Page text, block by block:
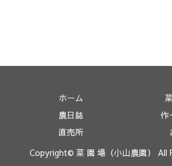
ホーム
農日誌
作
直売所
Copyright© 菜 園 場（小山農園） All